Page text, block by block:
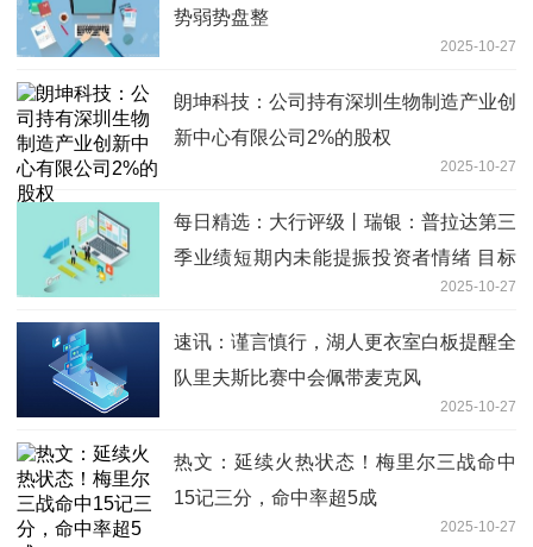
势弱势盘整
2025-10-27
朗坤科技：公司持有深圳生物制造产业创
新中心有限公司2%的股权
2025-10-27
每日精选：大行评级丨瑞银：普拉达第三
季业绩短期内未能提振投资者情绪 目标
2025-10-27
速讯：谨言慎行，湖人更衣室白板提醒全
队里夫斯比赛中会佩带麦克风
2025-10-27
热文：延续火热状态！梅里尔三战命中
15记三分，命中率超5成
2025-10-27